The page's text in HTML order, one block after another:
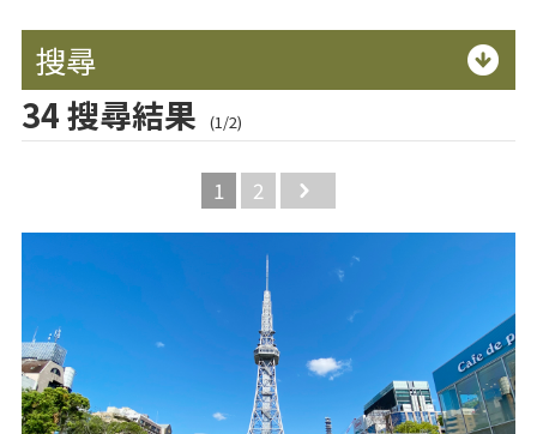
搜尋
34 搜尋結果 (1/2)
1 2